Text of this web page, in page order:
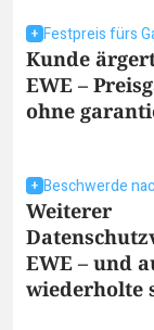
Festpreis fürs
Kunde
EWE –
ohne
Beschwerde
Weiterer
EWE – und
wiederholte